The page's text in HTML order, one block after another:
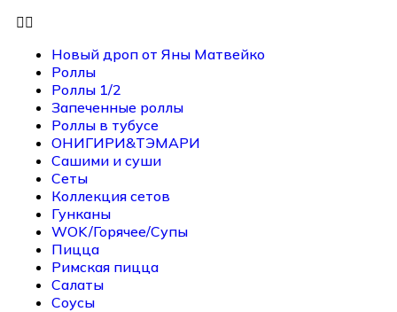
Новый дроп от Яны Матвейко
Роллы
Роллы 1/2
Запеченные роллы
Роллы в тубусе
ОНИГИРИ&ТЭМАРИ
Сашими и суши
Сеты
Коллекция сетов
Гунканы
WOK/Горячее/Супы
Пицца
Римская пицца
Салаты
Соусы